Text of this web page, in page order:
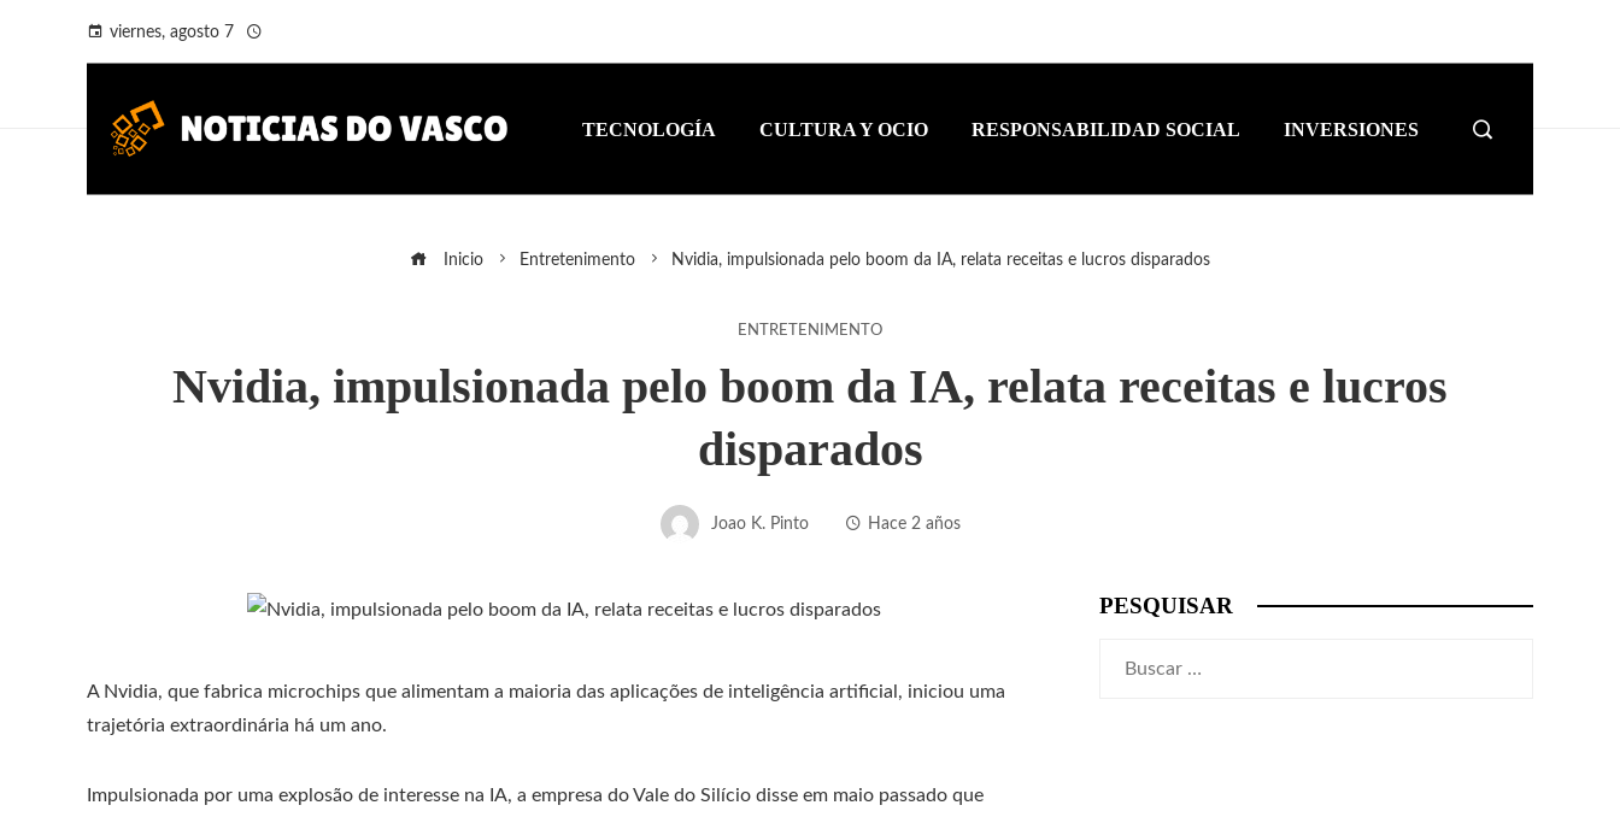
viernes, agosto 7
TECNOLOGÍA CULTURA Y OCIO RESPONSABILIDAD SOCIAL INVERSIONES
Inicio Entretenimento Nvidia, impulsionada pelo boom da IA, relata receitas e lucros disparados
ENTRETENIMENTO
Nvidia, impulsionada pelo boom da IA, relata receitas e lucros
disparados
Joao K. Pinto Hace 2 años
A Nvidia, que fabrica microchips que alimentam a maioria das aplicações de inteligência artificial, iniciou uma
trajetória extraordinária há um ano.
Impulsionada por uma explosão de interesse na IA, a empresa do Vale do Silício disse em maio passado que
PESQUISAR